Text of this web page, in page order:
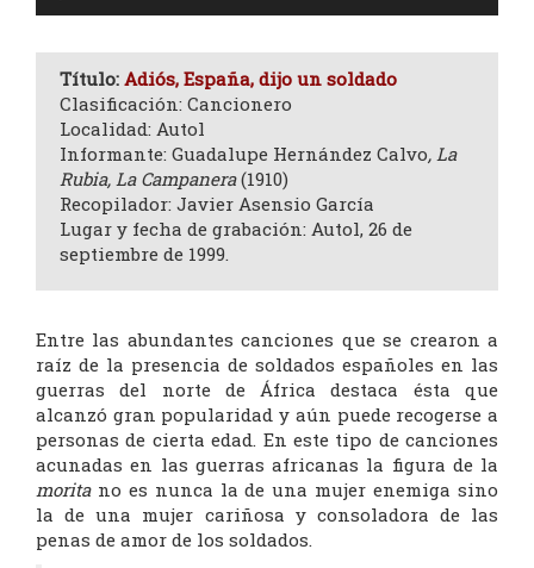
Título: Adiós, España, dijo un soldado
Clasificación: Cancionero
Localidad: Autol
Informante: Guadalupe Hernández Calvo, La
Rubia, La Campanera(1910)
Recopilador: Javier Asensio García
Lugar y fecha de grabación: Autol, 26 de
septiembre de 1999.
Entre las abundantes canciones que se crearon a
raíz de la presencia de soldados españoles en las
guerras del norte de África destaca ésta que
alcanzó gran popularidad y aún puede recogerse a
personas de cierta edad. En este tipo de canciones
acunadas en las guerras africanas la figura de la
morita no es nunca la de una mujer enemiga sino
la de una mujer cariñosa y consoladora de las
penas de amor de los soldados.